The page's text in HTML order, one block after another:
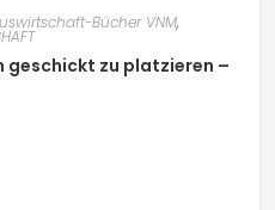
Bücher VNM,
geschickt zu platzieren –